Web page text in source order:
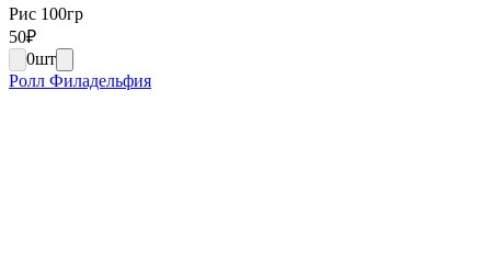
Рис 100гр
50₽
0шт
Ролл Филадельфия